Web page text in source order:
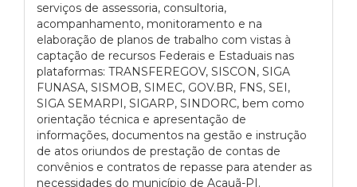
serviços de assessoria, consultoria,
acompanhamento, monitoramento e na
elaboração de planos de trabalho com vistas à
captação de recursos Federais e Estaduais nas
plataformas: TRANSFEREGOV, SISCON, SIGA
FUNASA, SISMOB, SIMEC, GOV.BR, FNS, SEI,
SIGA SEMARPI, SIGARP, SINDORC, bem como
orientação técnica e apresentação de
informações, documentos na gestão e instrução
de atos oriundos de prestação de contas de
convênios e contratos de repasse para atender as
necessidades do município de Acauã-PI.